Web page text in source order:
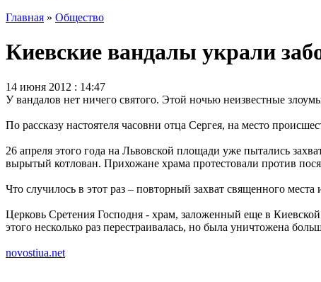
Главная » Общество
Киевские вандалы украли
14 июня 2012 : 14:47
У вандалов нет ничего святого. Этой ночью неизвестные
По рассказу настоятеля часовни отца Сергея, на место
26 апреля этого года на Львовской площади уже пытались
вырытый котлован. Прихожане храма протестовали против
Что случилось в этот раз – повторный захват священного
Церковь Сретения Господня - храм, заложенный еще в
этого несколько раз перестраивалась, но была уничтожена
novostiua.net